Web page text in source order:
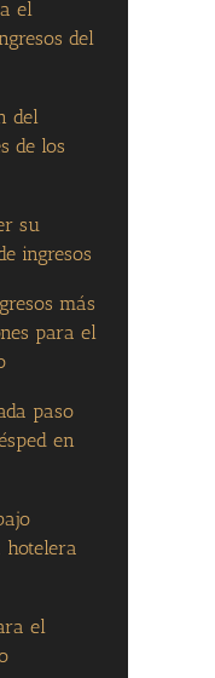
el
del
del
de los
su
ingresos
más
para el
paso
en
hotelera
el